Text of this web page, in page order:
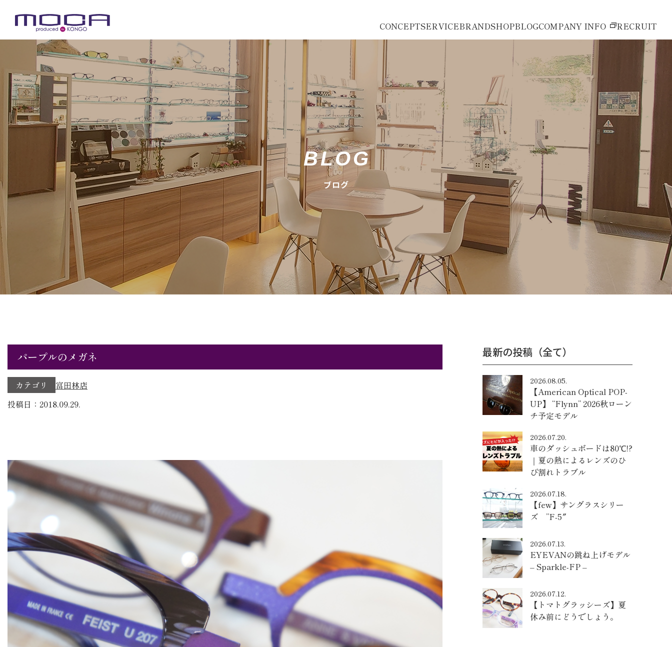
CONCEPTSERVICEBRANDSHOPBLOGCOMPANY INFO RECRUIT
BLOG
ブログ
パープルのメガネ
カテゴリ
富田林店
投稿日：2018.09.29.
最新の投稿（全て）
2026.08.05.
【American Optical POP-
UP】 “Flynn” 2026秋ローン
チ予定モデル
2026.07.20.
車のダッシュボードは80℃!?
｜夏の熱によるレンズのひ
び割れトラブル
2026.07.18.
【few】サングラスシリー
ズ ”F-5″
2026.07.13.
EYEVANの跳ね上げモデル
– Sparkle-FP –
2026.07.12.
【トマトグラッシーズ】夏
休み前にどうでしょう。